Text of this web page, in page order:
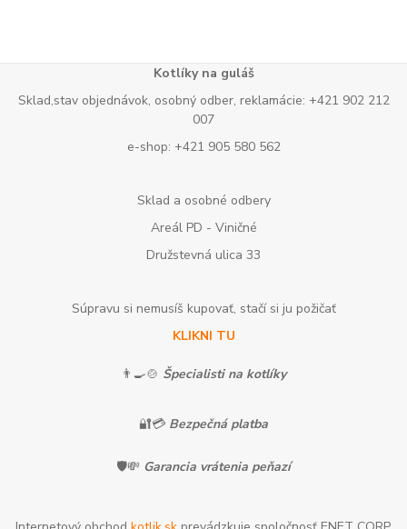
Kotlíky na guláš
Sklad,stav objednávok, osobný odber, reklamácie: +421 902 212
007
e-shop: +421 905 580 562
Sklad a osobné odbery
Areál PD - Viničné
Družstevná ulica 33
Súpravu si nemusíš kupovať, stačí si ju požičať
KLIKNI TU
👨‍🍳🍲 Špecialisti na kotlíky
🔐💳 Bezpečná platba
🛡️💸 Garancia vrátenia peňazí